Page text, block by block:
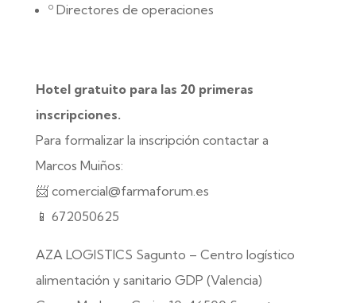
º Directores de operaciones
Hotel gratuito para las 20 primeras
inscripciones.
Para formalizar la inscripción contactar a
Marcos Muiños:
📨 comercial@farmaforum.es
📱 672050625
AZA LOGISTICS Sagunto – Centro logístico
alimentación y sanitario GDP (Valencia)